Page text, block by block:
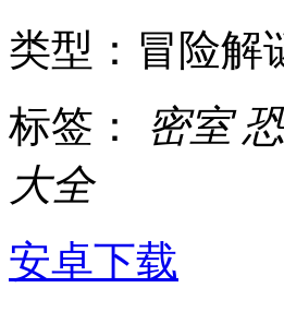
类型：冒险解
标签： 密室
大全
安卓下载